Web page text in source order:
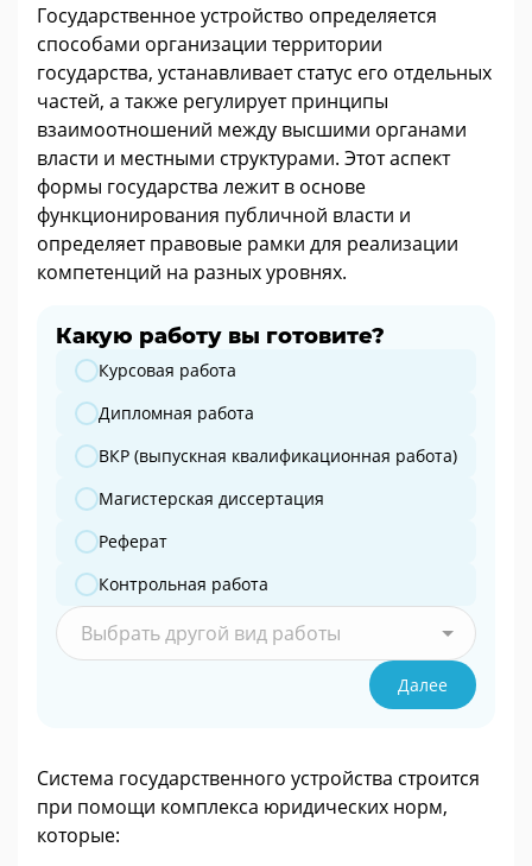
Государственное устройство определяется
способами организации территории
государства, устанавливает статус его отдельных
частей, а также регулирует принципы
взаимоотношений между высшими органами
власти и местными структурами. Этот аспект
формы государства лежит в основе
функционирования публичной власти и
определяет правовые рамки для реализации
компетенций на разных уровнях.
Какую работу вы готовите?
Какую работу вы готовите?
Курсовая работа
Дипломная работа
ВКР (выпускная квалификационная работа)
Магистерская диссертация
Реферат
Контрольная работа
Выбрать другой вид работы
Далее
Система государственного устройства строится
при помощи комплекса юридических норм,
которые: